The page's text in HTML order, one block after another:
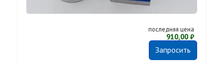
последняя цена
910,00 ₽
Запросить